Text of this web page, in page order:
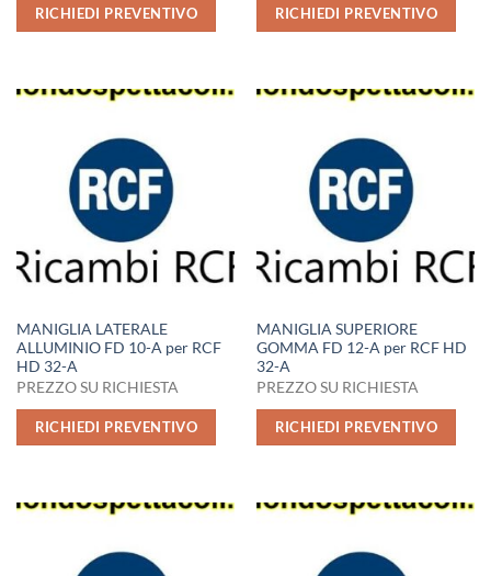
RICHIEDI PREVENTIVO RICHIEDI PREVENTIVO
MANIGLIA LATERALE
ALLUMINIO FD 10-A per RCF
HD 32-A
PREZZO SU RICHIESTA
RICHIEDI PREVENTIVO
MANIGLIA SUPERIORE
GOMMA FD 12-A per RCF HD
32-A
PREZZO SU RICHIESTA
RICHIEDI PREVENTIVO